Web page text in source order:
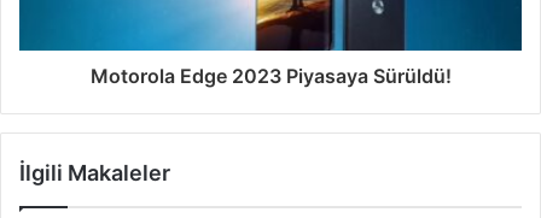
Motorola Edge 2023 Piyasaya Sürüldü!
İlgili Makaleler